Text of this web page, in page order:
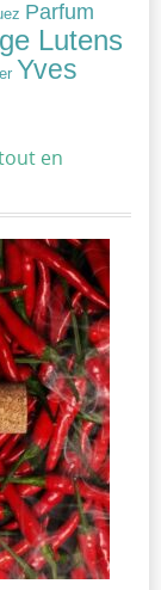
Parfum
Lutens
Yves
en